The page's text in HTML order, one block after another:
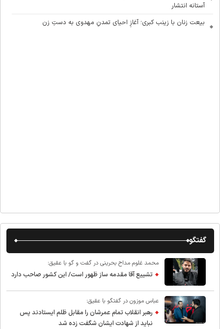
آستانه انتشار
بیعت زنان با زینب کبری؛ آغازِ احیای تمدنِ مهدوی به دستِ زن
گفتگو
محمد غلوم مداح بحرینی در گفت و گو با عقیق:
تشییع آقا مقدمه ساز ظهور است/ این کشور صاحب دارد
عباس موزون در گفتگو با عقیق:
رهبر انقلاب تمام عمرشان را مقابل ظلم ایستادند پس
نباید از شهادت ایشان شگفت زده شد